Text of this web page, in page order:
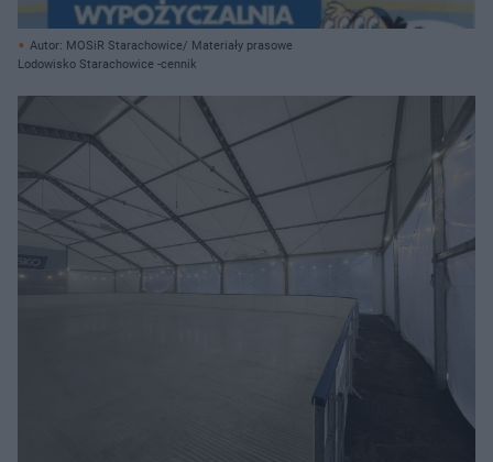
Autor: MOSiR Starachowice/ Materiały prasowe
Lodowisko Starachowice -cennik